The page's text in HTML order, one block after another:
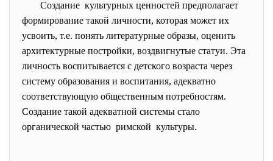
Создание культурных ценностей предполагает
формирование такой личности, которая может их
усвоить, т.е. понять литературные образы, оценить
архитектурные постройки, воздвигнутые статуи. Эта
личность воспитывается с детского возраста через
систему образования и воспитания, адекватно
соответствующую общественным потребностям.
Создание такой адекватной системы стало
органической частью римской культуры.